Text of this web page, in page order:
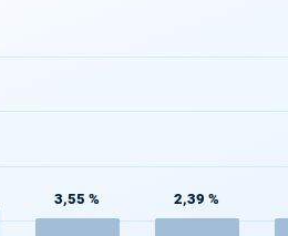
3,55 % 2,39 %